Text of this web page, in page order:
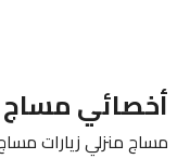
أخصائي
مساج منزلي زيارات